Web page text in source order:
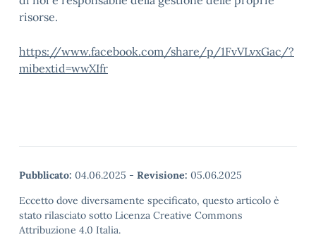
risorse.
https://www.facebook.com/share/p/1FvVLvxGac/?
mibextid=wwXIfr
Pubblicato: 04.06.2025 - Revisione: 05.06.2025
Eccetto dove diversamente specificato, questo articolo è
stato rilasciato sotto Licenza Creative Commons
Attribuzione 4.0 Italia.